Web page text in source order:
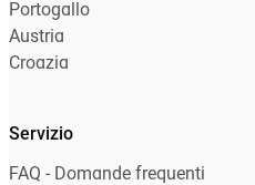
Portogallo
Austria
Croazia
Servizio
FAQ - Domande frequenti